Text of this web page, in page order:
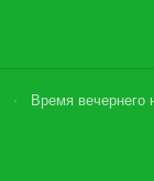
Время вечернего